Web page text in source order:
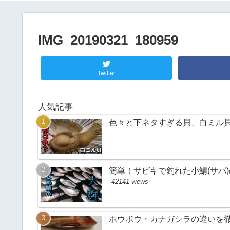
IMG_20190321_180959
Twitter
人気記事
色々と下ネタすぎる貝、白ミル
簡単！サビキで釣れた小鯖(サ
42141 views
ホウボウ・カナガシラの違いを